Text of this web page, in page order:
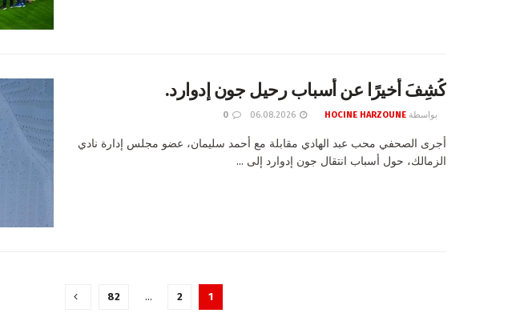
كُشِفَ أخيرًا عن أسباب رحيل جون إدوارد.
بواسطة HOCINE HARZOUNE
أجرى الصحفي محب عبد الهادي مقابلة مع أحمد سليمان، عضو مجلس إدارة نادي
الزمالك، حول أسباب انتقال جون إدوارد إلى ...
1
2
…
82